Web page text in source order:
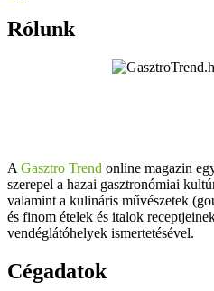
Rólunk
A Gasztro Trend online magazin
szerepel a hazai gasztronómiai
valamint a kulináris művészetek
és finom ételek és italok
vendéglátóhelyek ismertetésével.
Cégadatok